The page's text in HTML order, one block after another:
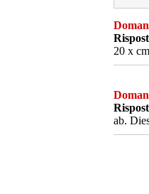
20 x
ab.